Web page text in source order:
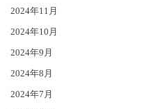
2024年11月
2024年10月
2024年9月
2024年8月
2024年7月